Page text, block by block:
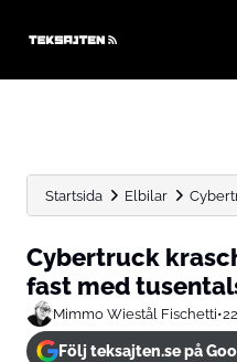
Startsida Elbilar
Cybertruck
fast med
Mimmo Wiestål Fischetti•
Följ teksajten.se på